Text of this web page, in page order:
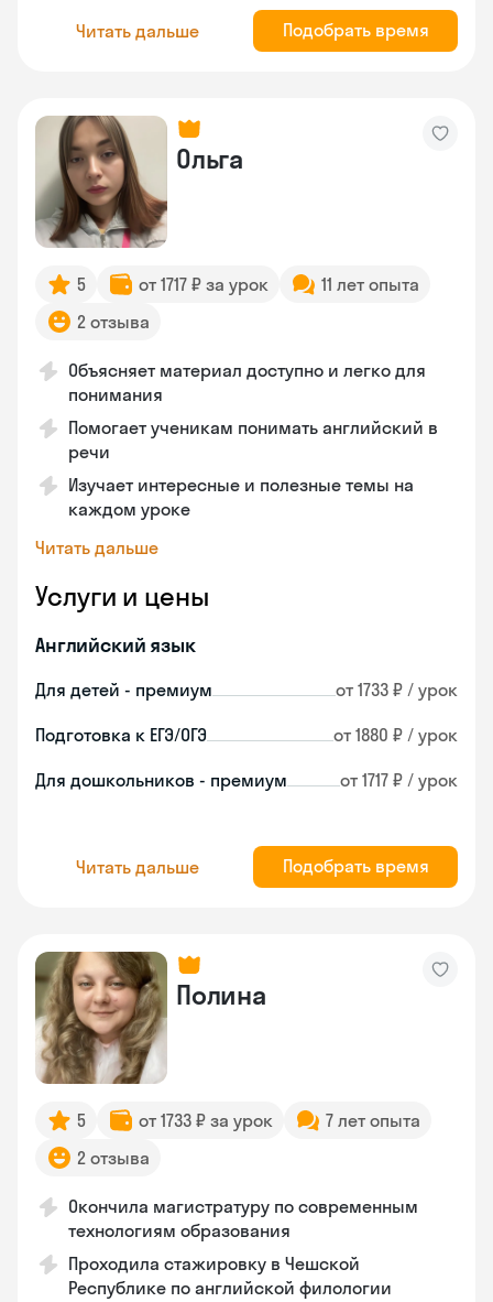
Читать дальше Подобрать время
Ольга
5 от 1717 ₽ за урок
11 лет опыта
2 отзыва
Объясняет материал доступно и легко для
понимания
Помогает ученикам понимать английский в
речи
Изучает интересные и полезные темы на
каждом уроке
Читать дальше
Услуги и цены
Английский язык
Для детей - премиум от 1733 ₽ / урок
Подготовка к ЕГЭ/ОГЭ от 1880 ₽ / урок
Для дошкольников - премиум от 1717 ₽ / урок
Читать дальше Подобрать время
Полина
5 от 1733 ₽ за урок
7 лет опыта
2 отзыва
Окончила магистратуру по современным
технологиям образования
Проходила стажировку в Чешской
Республике по английской филологии